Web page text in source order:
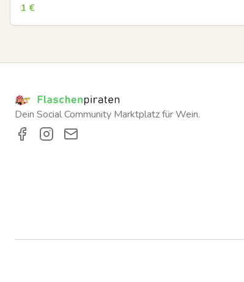
1 €
Dein Social Community Marktplatz für Wein.